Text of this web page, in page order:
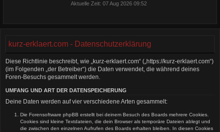
Aktuelle Zeit: 07 Aug 2026 09:52
kurz-erklaert.com - Datenschutzerklärung
Diese Richtlinie beschreibt, wie „kurz-erklaert.com“ („https://kurz-erklaert.com“)
(im Folgenden „der Betreiber“) die Daten verwendet, die während deines
Foren-Besuchs gesammelt werden.
UMFANG UND ART DER DATENSPEICHERUNG
Deine Daten werden auf vier verschiedene Arten gesammelt:
Die Forensoftware phpBB erstellt bei deinem Besuch des Boards mehrere Cookies.
Cookies sind kleine Textdateien, die dein Browser als temporäre Dateien ablegt und
die zwischen den einzelnen Aufrufen des Boards erhalten bleiben. In diesen Cookies